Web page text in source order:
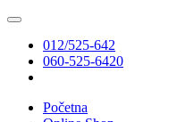
012/525-642
060-525-6420
Početna